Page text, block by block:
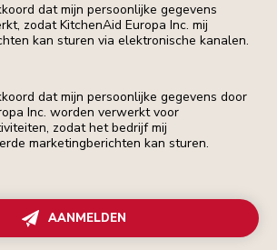
dat mijn persoonlijke gegevens
zodat KitchenAid Europa Inc. mij
kan sturen via elektronische kanalen.
dat mijn persoonlijke gegevens door
Inc. worden verwerkt voor
zodat het bedrijf mij
marketingberichten kan sturen.
AANMELDEN